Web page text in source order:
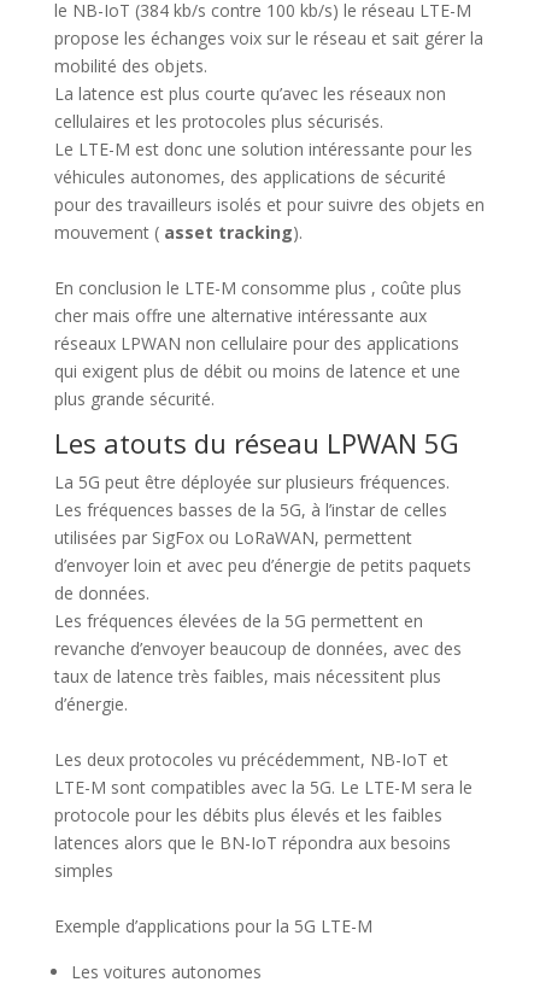
le NB-IoT (384 kb/s contre 100 kb/s) le réseau LTE-M
propose les échanges voix sur le réseau et sait gérer la
mobilité des objets.
La latence est plus courte qu’avec les réseaux non
cellulaires et les protocoles plus sécurisés.
Le LTE-M est donc une solution intéressante pour les
véhicules autonomes, des applications de sécurité
pour des travailleurs isolés et pour suivre des objets en
mouvement ( asset tracking).
En conclusion le LTE-M consomme plus , coûte plus
cher mais offre une alternative intéressante aux
réseaux LPWAN non cellulaire pour des applications
qui exigent plus de débit ou moins de latence et une
plus grande sécurité.
Les atouts du réseau LPWAN 5G
La 5G peut être déployée sur plusieurs fréquences.
Les fréquences basses de la 5G, à l’instar de celles
utilisées par SigFox ou LoRaWAN, permettent
d’envoyer loin et avec peu d’énergie de petits paquets
de données.
Les fréquences élevées de la 5G permettent en
revanche d’envoyer beaucoup de données, avec des
taux de latence très faibles, mais nécessitent plus
d’énergie.
Les deux protocoles vu précédemment, NB-IoT et
LTE-M sont compatibles avec la 5G. Le LTE-M sera le
protocole pour les débits plus élevés et les faibles
latences alors que le BN-IoT répondra aux besoins
simples
Exemple d’applications pour la 5G LTE-M
Les voitures autonomes